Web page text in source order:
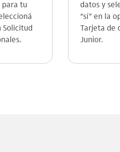
para tu
Solicitud
datos y
“sí” en la
Tarjeta de
Junior.